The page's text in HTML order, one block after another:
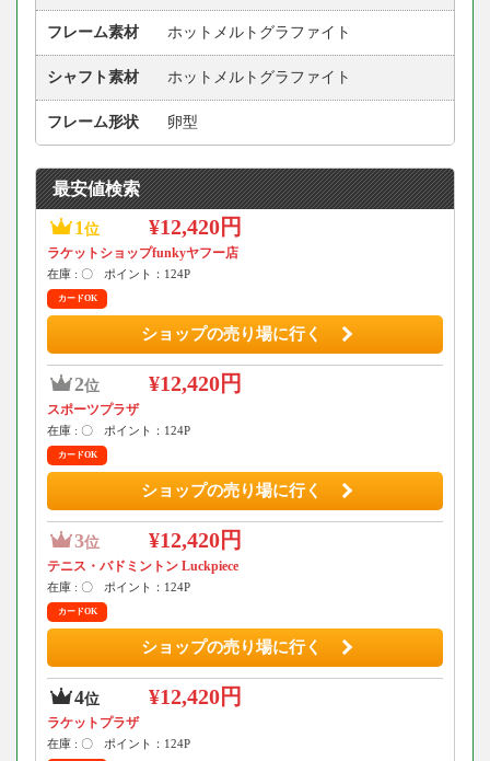
フレーム素材 ホットメルトグラファイト
シャフト素材 ホットメルトグラファイト
フレーム形状 卵型
最安値検索
1 位 ¥12,420円
ラケットショップfunkyヤフー店
在庫 : 〇 ポイント：124P
カードOK
ショップの売り場に行く
2位 ¥12,420円
スポーツプラザ
在庫 : 〇 ポイント：124P
カードOK
ショップの売り場に行く
3位 ¥12,420円
テニス・バドミントン Luckpiece
在庫 : 〇 ポイント：124P
カードOK
ショップの売り場に行く
4位 ¥12,420円
ラケットプラザ
在庫 : 〇 ポイント：124P